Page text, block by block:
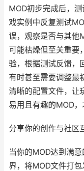
MOD初步完成后，
戏实例中反复测试
误，观察是否与其他
可能枯燥但至关重要
验，根据测试反馈，
有时甚至需要调整最
清晰的配置文件，让
易用且有趣的MOD，
分享你的创作与社区
当你的MOD达到满
界，将MOD文件打